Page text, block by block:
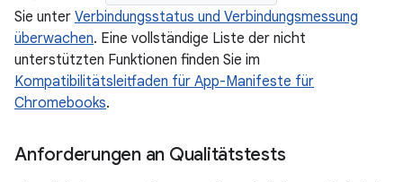
Sie unter Verbindungsstatus und Verbindungsmessung
überwachen. Eine vollständige Liste der nicht
unterstützten Funktionen finden Sie im
Kompatibilitätsleitfaden für App-Manifeste für
Chromebooks.
Anforderungen an Qualitätstests